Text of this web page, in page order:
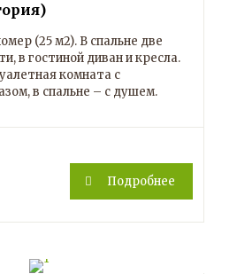
(25 м2). В спальне две
в гостиной диван и кресла.
комната с
в спальне – с душем.
Подробнее